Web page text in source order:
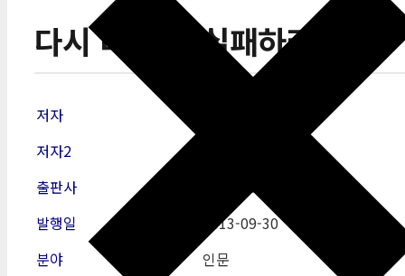
다시 더 낫게 실패하라
저자
저자2
출판사
발행일
2013-09-30
분야
인문